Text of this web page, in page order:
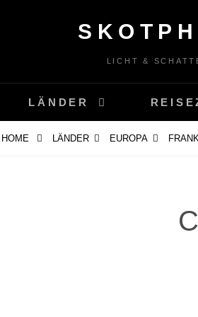
LICHT &
LÄNDER
HOME LÄNDER EUROPA